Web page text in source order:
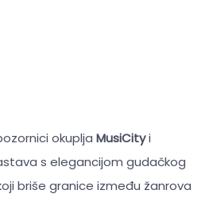
okuplja MusiCityi
s elegancijom gudačkog
briše granice između žanrova